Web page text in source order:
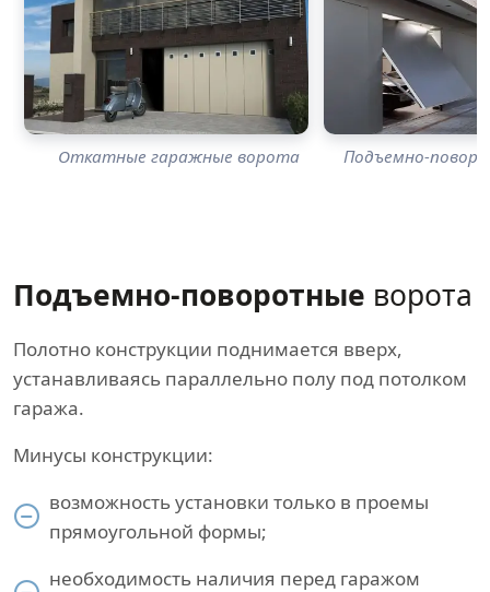
Откатные гаражные ворота Подъемно-
Подъемно-поворотные ворота
Полотно конструкции поднимается вверх,
устанавливаясь параллельно полу под потолком
гаража.
Минусы конструкции:
возможность установки только в проемы
прямоугольной формы;
необходимость наличия перед гаражом